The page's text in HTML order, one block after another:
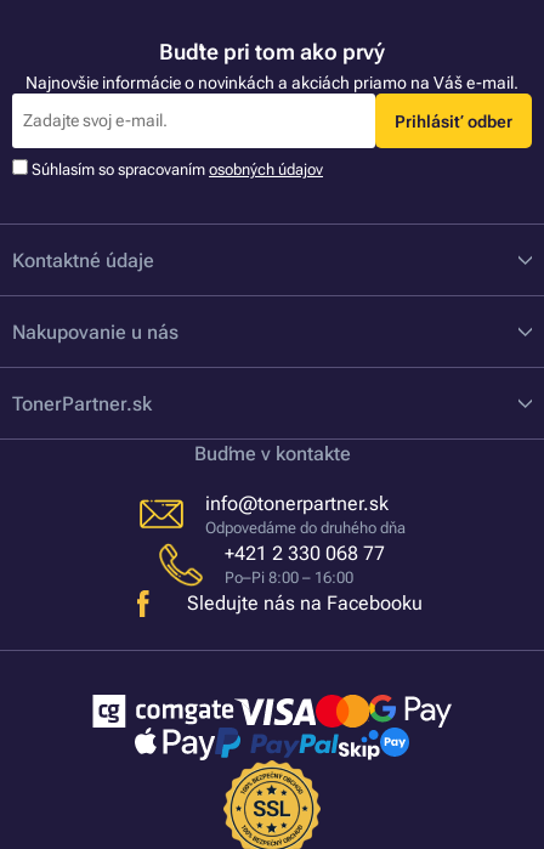
Buďte pri tom ako prvý
Najnovšie informácie o novinkách a akciách priamo na Váš e-mail.
Prihlásiť odber
Súhlasím so spracovaním osobných údajov
Kontaktné údaje
Nakupovanie u nás
TonerPartner.sk
Buďme v kontakte
info@tonerpartner.sk
Odpovedáme do druhého dňa
+421 2 330 068 77
Po–Pi 8:00 – 16:00
Sledujte nás na Facebooku